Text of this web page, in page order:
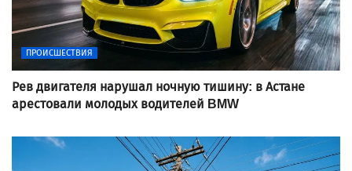
ПРОИСШЕСТВИЯ
Рев двигателя нарушал ночную тишину: в Астане
арестовали молодых водителей BMW